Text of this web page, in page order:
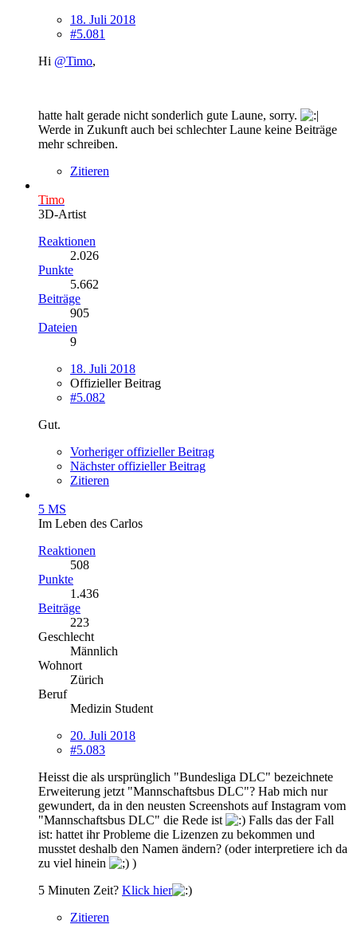
18. Juli 2018
#5.081
Hi @Timo,
hatte halt gerade nicht sonderlich gute Laune, sorry.
Werde in Zukunft auch bei schlechter Laune keine Beiträge
mehr schreiben.
Zitieren
Timo
3D-Artist
Reaktionen
2.026
Punkte
5.662
Beiträge
905
Dateien
9
18. Juli 2018
Offizieller Beitrag
#5.082
Gut.
Vorheriger offizieller Beitrag
Nächster offizieller Beitrag
Zitieren
5 MS
Im Leben des Carlos
Reaktionen
508
Punkte
1.436
Beiträge
223
Geschlecht
Männlich
Wohnort
Zürich
Beruf
Medizin Student
20. Juli 2018
#5.083
Heisst die als ursprünglich "Bundesliga DLC" bezeichnete
Erweiterung jetzt "Mannschaftsbus DLC"? Hab mich nur
gewundert, da in den neusten Screenshots auf Instagram vom
"Mannschaftsbus DLC" die Rede ist
Falls das der Fall
ist: hattet ihr Probleme die Lizenzen zu bekommen und
musstet deshalb den Namen ändern? (oder interpretiere ich da
zu viel hinein
)
5 Minuten Zeit? Klick hier
Zitieren